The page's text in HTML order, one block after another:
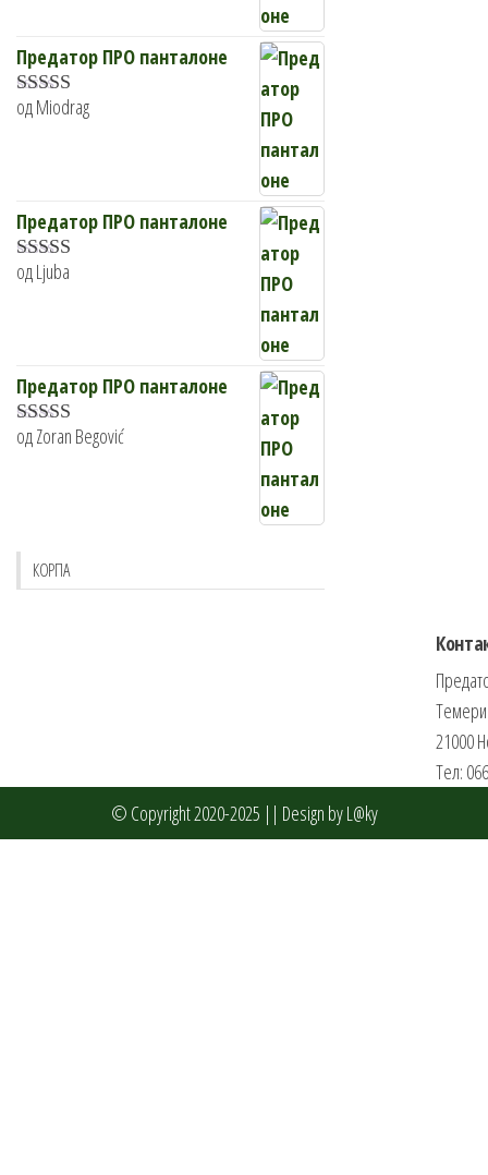
Предатор ПРО панталоне
Оцењено са
од Miodrag
Предатор ПРО панталоне
Оцењено са
од Ljuba
Предатор ПРО панталоне
Оцењено са
од Zoran Begović
КОРПА
21000
Тел:
© Copyright 2020-2025 || Design by L@ky